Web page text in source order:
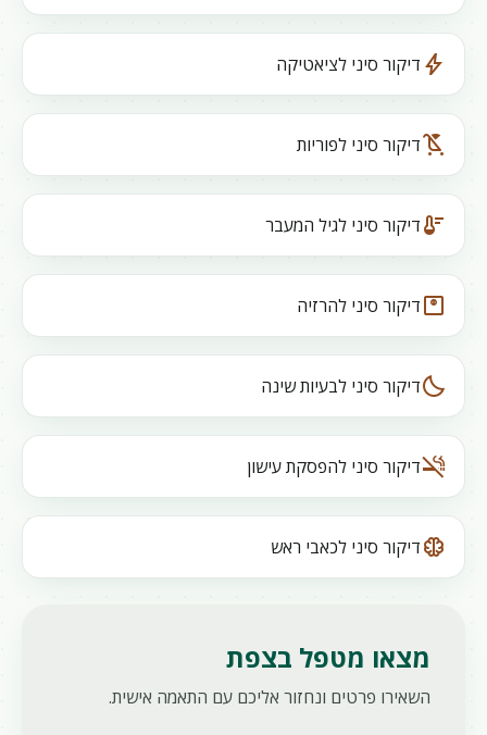
bolt דיקור סיני לציאטיקה
child_friendlyדיקור סיני לפוריות
thermostatדיקור סיני לגיל המעבר
monitor_weightדיקור סיני להרזיה
bedtimeדיקור סיני לבעיות שינה
smoke_freeדיקור סיני להפסקת עישון
neurologyדיקור סיני לכאבי ראש
מצאו מטפל בצפת
השאירו פרטים ונחזור אליכם עם התאמה אישית.